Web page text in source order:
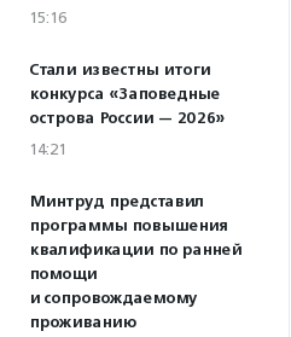
15:16
Стали известны итоги
конкурса «Заповедные
острова России — 2026»
14:21
Минтруд представил
программы повышения
квалификации по ранней
помощи
и сопровождаемому
проживанию